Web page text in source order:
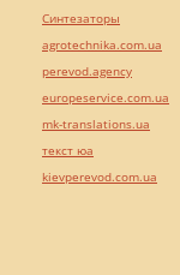
Синтезаторы
agrotechnika.com.ua
perevod.agency
europeservice.com.ua
mk-translations.ua
текст юа
kievperevod.com.ua